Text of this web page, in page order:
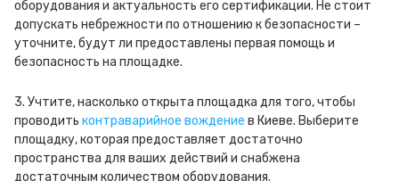
оборудования и актуальность его сертификации. Не стоит
допускать небрежности по отношению к безопасности –
уточните, будут ли предоставлены первая помощь и
безопасность на площадке.
3. Учтите, насколько открыта площадка для того, чтобы
проводить контраварийное вождение в Киеве. Выберите
площадку, которая предоставляет достаточно
пространства для ваших действий и снабжена
достаточным количеством оборудования.